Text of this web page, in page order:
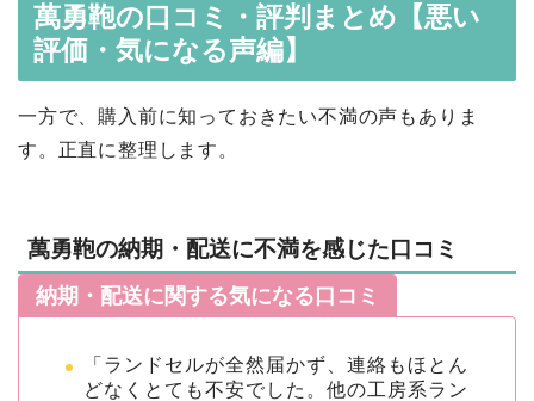
萬勇鞄の口コミ・評判まとめ【悪い
評価・気になる声編】
一方で、購入前に知っておきたい不満の声もありま
す。正直に整理します。
萬勇鞄の納期・配送に不満を感じた口コミ
納期・配送に関する気になる口コミ
「ランドセルが全然届かず、連絡もほとん
どなくとても不安でした。他の工房系ラン